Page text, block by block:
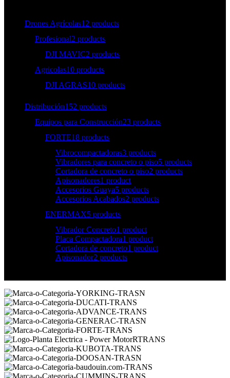
Drones Agrícolas12 products
Profesional2 products
DJI MAVIC2 products
Agricolas10 products
DJI AGRAS10 products
Distribución152 products
Equipos para Construcción23 products
FORTE18 products
Vibrocompactadoras3 products
Vibradores para concreto o piso5 products
Cortadora de concreto o piso2 products
Apisonadores1 product
Accesorios Guaya5 products
Accesorios Acabados2 products
ENERMAX5 products
Vibrador Concreto1 product
Placa Compactadora1 product
Cortadora de concreto1 product
Apisonador2 products